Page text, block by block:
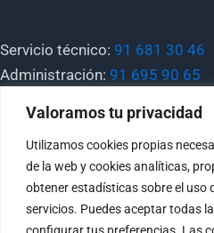
Valoramos tu privacidad
Utilizamos cookies propias
de la web y cookies analíticas,
obtener estadísticas sobre el uso
servicios. Puedes aceptar todas
configurar tus preferencias. Las
Servicio técnico: 91 681 30 46
Administración: 91 695 90 65
Comercial:
Soporte:sat@tecnimatica.com